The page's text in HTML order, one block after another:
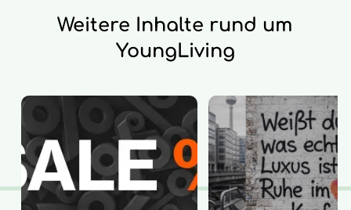
Weitere Inhalte rund um
YoungLiving